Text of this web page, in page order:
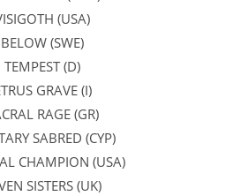
(USA)
BELOW (SWE)
TEMPEST (D)
GRAVE (I)
RAGE (GR)
SABRED (CYP)
CHAMPION (USA)
SISTERS (UK)